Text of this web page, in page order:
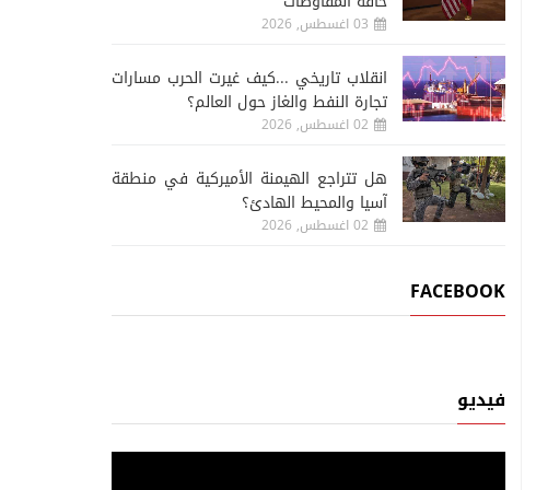
03 اغسطس, 2026
انقلاب تاريخي ...كيف غيرت الحرب مسارات
تجارة النفط والغاز حول العالم؟
02 اغسطس, 2026
هل تتراجع الهيمنة الأميركية في منطقة
آسيا والمحيط الهادئ؟
02 اغسطس, 2026
FACEBOOK
فيديو